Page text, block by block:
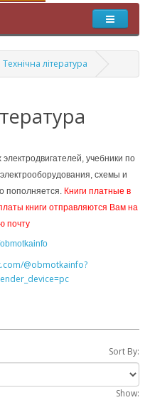
Технічна література
учебники по
схемы и
пополняется. Книги платные в
книги отправляются Вам на
почту
@obmotkainfo?
Sort By:
Show: